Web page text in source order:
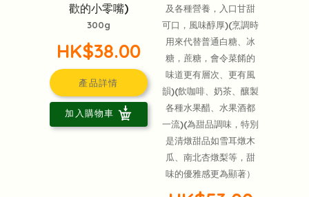
歡的小零嘴)
300g
HK$38.00
產品詳情
加入購物車
及各種營養，入口甘甜
可口，風味醇厚)(烹調時
用來代替普通白糖、冰
糖，蔗糖，會令菜餚的
味道更有層次、更有風
韻)(飲咖啡、奶茶、釀製
各種水果醋、水果酒都
一流)(為甜品調味，特別
是清燉甜品如雪耳燉木
瓜、南北杏燉梨等，甜
味的優雅感更為顯著）